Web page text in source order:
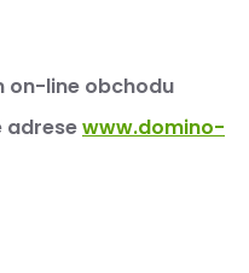
line obchodu
adresewww.domino-